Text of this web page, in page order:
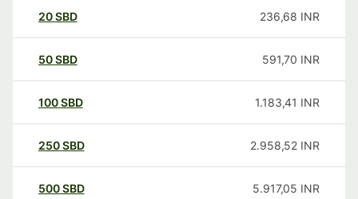
20SBD 236,68 INR
50SBD 591,70 INR
100SBD 1.183,41 INR
250SBD 2.958,52 INR
500SBD 5.917,05 INR